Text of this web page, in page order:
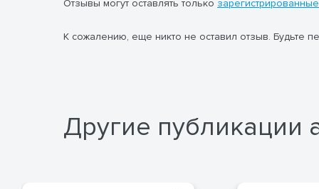
Отзывы могут оставлять только зарегистрированные
К сожалению, еще никто не оставил отзыв. Будьте
Другие публикации